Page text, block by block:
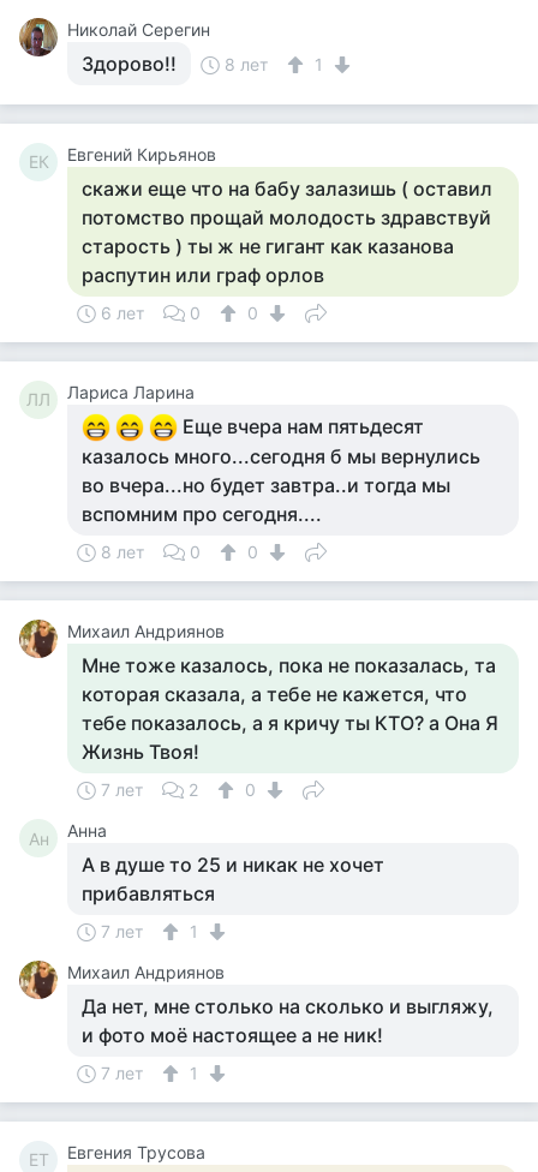
Николай Серегин
Здорово!! 8 лет 1
ЕК Евгений Кирьянов
скажи еще что на бабу залазишь ( оставил
потомство прощай молодость здравствуй
старость ) ты ж не гигант как казанова
распутин или граф орлов
6 лет 0 0
ЛЛ Лариса Ларина
Еще вчера нам пятьдесят
казалось много...сегодня б мы вернулись
во вчера...но будет завтра..и тогда мы
вспомним про сегодня....
8 лет 0 0
Михаил Андриянов
Мне тоже казалось, пока не показалась, та
которая сказала, а тебе не кажется, что
тебе показалось, а я кричу ты КТО? а Она Я
Жизнь Твоя!
7 лет 2 0
Ан Анна
А в душе то 25 и никак не хочет
прибавляться
7 лет
1
Михаил Андриянов
Да нет, мне столько на сколько и выгляжу,
и фото моё настоящее а не ник!
7 лет 1
ЕТ Евгения Трусова